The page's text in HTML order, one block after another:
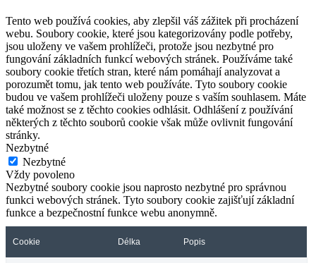
Tento web používá cookies, aby zlepšil váš zážitek při procházení
webu. Soubory cookie, které jsou kategorizovány podle potřeby,
jsou uloženy ve vašem prohlížeči, protože jsou nezbytné pro
fungování základních funkcí webových stránek. Používáme také
soubory cookie třetích stran, které nám pomáhají analyzovat a
porozumět tomu, jak tento web používáte. Tyto soubory cookie
budou ve vašem prohlížeči uloženy pouze s vaším souhlasem. Máte
také možnost se z těchto cookies odhlásit. Odhlášení z používání
některých z těchto souborů cookie však může ovlivnit fungování
stránky.
Nezbytné
Nezbytné
Vždy povoleno
Nezbytné soubory cookie jsou naprosto nezbytné pro správnou
funkci webových stránek. Tyto soubory cookie zajišťují základní
funkce a bezpečnostní funkce webu anonymně.
Cookie Délka Popis